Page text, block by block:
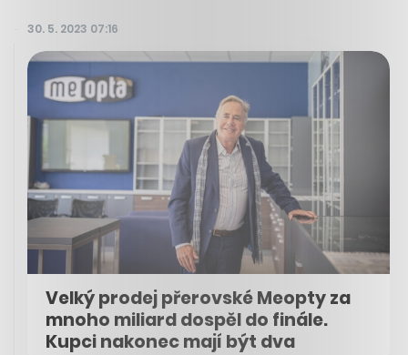
30. 5. 2023 07:16
Velký prodej přerovské Meopty za
mnoho miliard dospěl do finále.
Kupci nakonec mají být dva